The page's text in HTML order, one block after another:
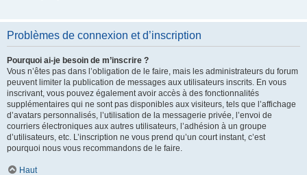
Problèmes de connexion et d’inscription
Pourquoi ai-je besoin de m’inscrire ?
Vous n’êtes pas dans l’obligation de le faire, mais les administrateurs du forum
peuvent limiter la publication de messages aux utilisateurs inscrits. En vous
inscrivant, vous pouvez également avoir accès à des fonctionnalités
supplémentaires qui ne sont pas disponibles aux visiteurs, tels que l’affichage
d’avatars personnalisés, l’utilisation de la messagerie privée, l’envoi de
courriers électroniques aux autres utilisateurs, l’adhésion à un groupe
d’utilisateurs, etc. L’inscription ne vous prend qu’un court instant, c’est
pourquoi nous vous recommandons de le faire.
Haut